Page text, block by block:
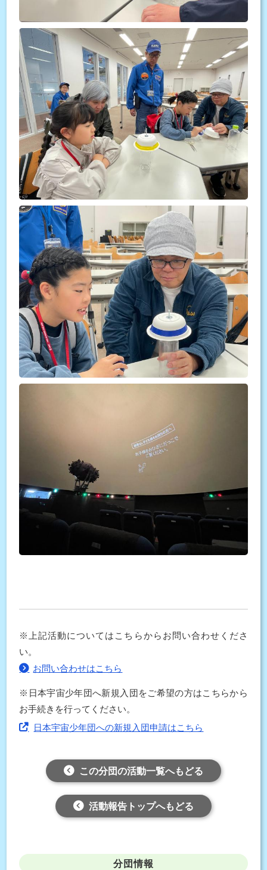
※上記活動についてはこちらからお問い合わせくださ
い。
お問い合わせはこちら
※日本宇宙少年団へ新規入団をご希望の方はこちらから
お手続きを行ってください。
日本宇宙少年団への新規入団申請はこちら
この分団の活動一覧へもどる
活動報告トップへもどる
分団情報